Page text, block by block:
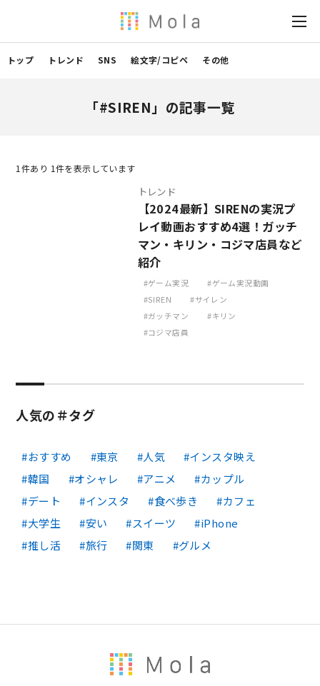
トップ トレンド SNS 絵文字/コピペ その他
「#SIREN」の記事一覧
1 件あり 1件を表示しています
トレンド
【2024最新】SIRENの実況プ
レイ動画おすすめ4選！ガッチ
マン・キリン・コジマ店員など
紹介
ゲーム実況
ゲーム実況動画
SIREN
サイレン
ガッチマン
キリン
コジマ店員
人気の＃タグ
おすすめ 東京 人気
インスタ映え
韓国
オシャレ アニメ
カップル
デート
インスタ 食べ歩き
カフェ
大学生
安い スイーツ
iPhone
推し活
旅行 関東 グルメ